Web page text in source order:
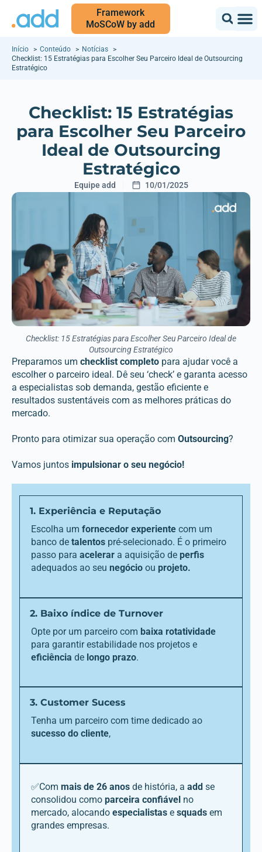
Framework
MoSCoW by add
Início Conteúdo
Notícias
Checklist: 15 Estratégias para Escolher Seu Parceiro Ideal de Outsourcing
Estratégico
Checklist: 15 Estratégias
para Escolher Seu Parceiro
Ideal de Outsourcing
Estratégico
Equipe add 10/01/2025
Checklist: 15 Estratégias para Escolher Seu Parceiro Ideal de
Outsourcing Estratégico
Preparamos um checklist completo para ajudar você a
escolher o parceiro ideal. Dê seu ‘check’ e garanta acesso
a especialistas sob demanda, gestão eficiente e
resultados sustentáveis com as melhores práticas do
mercado.
Pronto para otimizar sua operação com Outsourcing?
Vamos juntos impulsionar o seu negócio!
1. Experiência e Reputação
Escolha um fornecedor experiente com um
banco de talentos pré-selecionado. É o primeiro
passo para acelerar a aquisição de perfis
adequados ao seu negócio ou projeto.
2. Baixo índice de Turnover
Opte por um parceiro com baixa rotatividade
para garantir estabilidade nos projetos e
eficiência de longo prazo.
3. Customer Sucess
Tenha um parceiro com time dedicado ao
sucesso do cliente,
✅Com mais de 26 anos de história, a add se
consolidou como parceira confiável no
mercado, alocando especialistas e squads em
grandes empresas.